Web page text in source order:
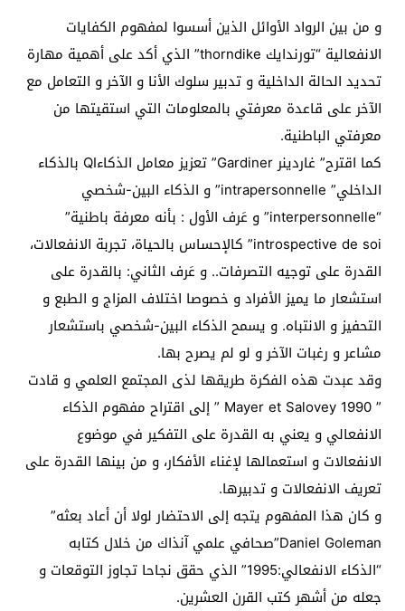
و من بين الرواد الأوائل الذين أسسوا لمفهوم الكفايات
الانفعالية “تورندايك thorndike” الذي أكد على أهمية مهارة
تحديد الحالة الداخلية و تدبير سلوك الأنا و الآخر و التعامل مع
الآخر على قاعدة معرفتي بالمعلومات التي استقيتها من
معرفتي الباطنية.
كما اقترح” غاردينر Gardiner” تعزيز معامل الذكاءQI بالذكاء
الداخلي” intrapersonnelle” و الذكاء البين-شخصي
“interpersonnelle” و عَرف الأول : بأنه معرفة باطنية”
introspective de soi” كالإحساس بالحياة، تجربة الانفعالات،
القدرة على توجيه التصرفات.. و عَرف الثاني: بالقدرة على
استشعار ما يميز الأفراد و خصوصا اختلاف المزاج و الطبع و
التحفيز و الانتباه. و يسمح الذكاء البين-شخصي باستشعار
مشاعر و رغبات الآخر و لو لم يصرح بها.
وقد عبدت هذه الفكرة طريقها لذى المجتمع العلمي و قادت
” 1990 Mayer et Salovey ” إلى اقتراح مفهوم الذكاء
الانفعالي و يعني به القدرة على التفكير في موضوع
الانفعالات و استعمالها لإغناء الأفكار، و من بينها القدرة على
تعريف الانفعالات و تدبيرها.
و كان هذا المفهوم يتجه إلى الاحتضار لولا أن أعاد بعثه”
Daniel Goleman”صحافي علمي آنذاك من خلال كتابه
“الذكاء الانفعالي:1995” الذي حقق نجاحا تجاوز التوقعات و
جعله من أشهر كتب القرن العشرين.